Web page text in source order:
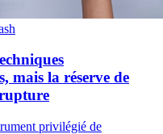
mais la réserve de
privilégié de